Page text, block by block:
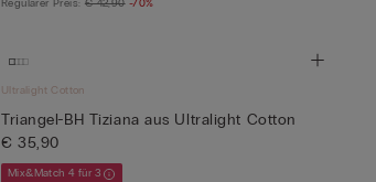
Regulärer Preis: € 42,90 -70%
Ultralight Cotton
Triangel-BH Tiziana aus Ultralight Cotton
€ 35,90
Mix&Match 4 für 3